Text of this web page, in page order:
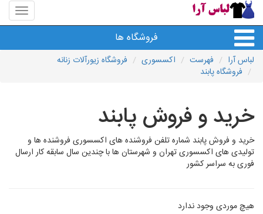
منوی
سایت
آرا
فروشگاه ها
لباس آرا فهرست اکسسوری
فروشگاه زیورآلات زنانه
فروشگاه پابند
خرید و فروش پابند
خرید و فروش پابند شماره تلفن فروشنده های اکسسوری فروشنده ها و
تولیدی های اکسسوری تهران و شهرستان ها با چندین سال سابقه کار ارسال
فوری به سراسر کشور
هیچ موردی وجود ندارد